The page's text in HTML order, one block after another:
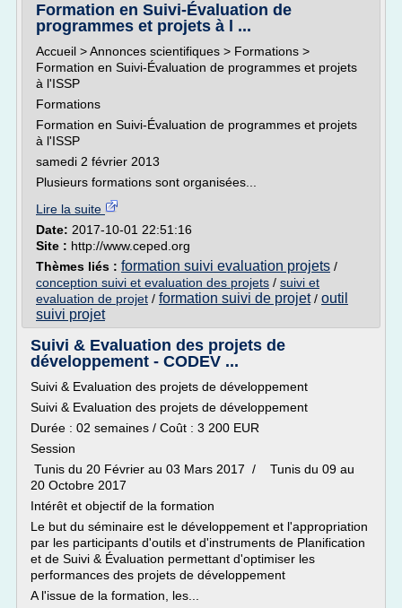
Formation en Suivi-Évaluation de
programmes et projets à l ...
Accueil > Annonces scientifiques > Formations >
Formation en Suivi-Évaluation de programmes et projets
à l'ISSP
Formations
Formation en Suivi-Évaluation de programmes et projets
à l'ISSP
samedi 2 février 2013
Plusieurs formations sont organisées...
Lire la suite
Date: 2017-10-01 22:51:16
Site : http://www.ceped.org
Thèmes liés : formation suivi evaluation projets /
conception suivi et evaluation des projets / suivi et
evaluation de projet / formation suivi de projet/ outil
suivi projet
Suivi & Evaluation des projets de
développement - CODEV ...
Suivi & Evaluation des projets de développement
Suivi & Evaluation des projets de développement
Durée : 02 semaines / Coût : 3 200 EUR
Session
Tunis du 20 Février au 03 Mars 2017 / Tunis du 09 au
20 Octobre 2017
Intérêt et objectif de la formation
Le but du séminaire est le développement et l'appropriation
par les participants d'outils et d'instruments de Planification
et de Suivi & Évaluation permettant d'optimiser les
performances des projets de développement
A l'issue de la formation, les...